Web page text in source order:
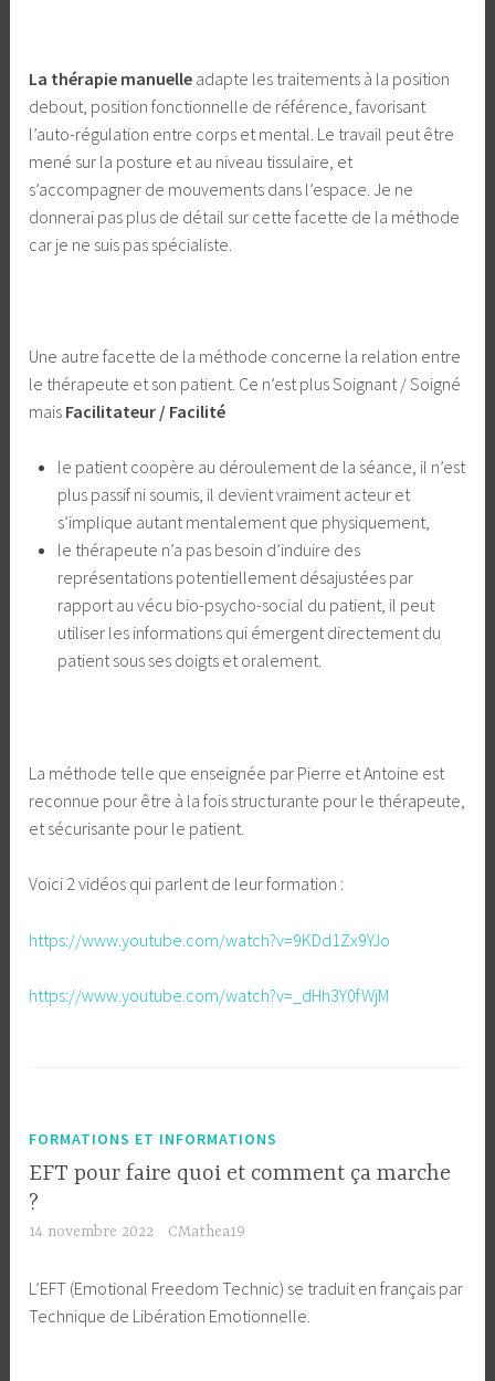
La thérapie manuelle adapte les traitements à la position
debout, position fonctionnelle de référence, favorisant
l’auto-régulation entre corps et mental. Le travail peut être
mené sur la posture et au niveau tissulaire, et
s’accompagner de mouvements dans l’espace. Je ne
donnerai pas plus de détail sur cette facette de la méthode
car je ne suis pas spécialiste.
Une autre facette de la méthode concerne la relation entre
le thérapeute et son patient. Ce n’est plus Soignant / Soigné
mais Facilitateur / Facilité
le patient coopère au déroulement de la séance, il n’est
plus passif ni soumis, il devient vraiment acteur et
s’implique autant mentalement que physiquement,
le thérapeute n’a pas besoin d’induire des
représentations potentiellement désajustées par
rapport au vécu bio-psycho-social du patient, il peut
utiliser les informations qui émergent directement du
patient sous ses doigts et oralement.
La méthode telle que enseignée par Pierre et Antoine est
reconnue pour être à la fois structurante pour le thérapeute,
et sécurisante pour le patient.
Voici 2 vidéos qui parlent de leur formation :
https://www.youtube.com/watch?v=9KDd1Zx9YJo
https://www.youtube.com/watch?v=_dHh3Y0fWjM
FORMATIONS ET INFORMATIONS
EFT pour faire quoi et comment ça marche
?
14 novembre 2022 CMathea19
L’EFT (Emotional Freedom Technic) se traduit en français par
Technique de Libération Emotionnelle.